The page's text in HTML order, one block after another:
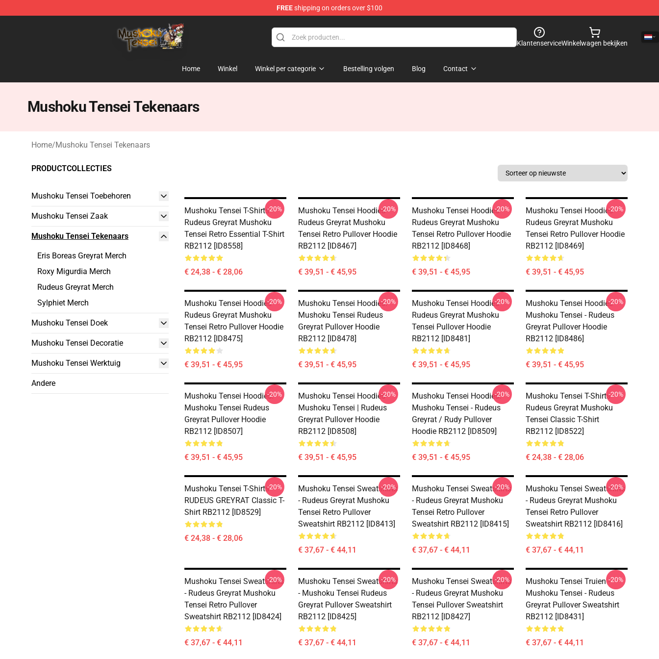
FREEshipping on orders over $100
Mushoku Tensei Store - Official Mushoku Tensei Merchandise Shop
KlantenserviceWinkelwagen bekijken
Home Winkel Winkel per categorie Bestelling volgen Blog Contact
Mushoku Tensei Tekenaars
Home/Mushoku Tensei Tekenaars
PRODUCTCOLLECTIES
Mushoku Tensei Toebehoren
Mushoku Tensei Zaak
Mushoku Tensei Tekenaars
Eris Boreas Greyrat Merch
Roxy Migurdia Merch
Rudeus Greyrat Merch
Sylphiet Merch
Mushoku Tensei Doek
Mushoku Tensei Decoratie
Mushoku Tensei Werktuig
Andere
Mushoku Tensei T-Shirts -
Rudeus Greyrat Mushoku
Tensei Retro Essential T-Shirt
RB2112 [ID8558]
€ 24,38 - € 28,06
-20%
Mushoku Tensei Hoodies -
Rudeus Greyrat Mushoku
Tensei Retro Pullover Hoodie
RB2112 [ID8467]
€ 39,51 - € 45,95
-20%
Mushoku Tensei Hoodies -
Rudeus Greyrat Mushoku
Tensei Retro Pullover Hoodie
RB2112 [ID8468]
€ 39,51 - € 45,95
-20%
Mushoku Tensei Hoodies -
Rudeus Greyrat Mushoku
Tensei Retro Pullover Hoodie
RB2112 [ID8469]
€ 39,51 - € 45,95
-20%
Mushoku Tensei Hoodies -
Rudeus Greyrat Mushoku
Tensei Retro Pullover Hoodie
RB2112 [ID8475]
€ 39,51 - € 45,95
-20%
Mushoku Tensei Hoodies.
Mushoku Tensei Rudeus
Greyrat Pullover Hoodie
RB2112 [ID8478]
€ 39,51 - € 45,95
-20%
Mushoku Tensei Hoodies -
Rudeus Greyrat Mushoku
Tensei Pullover Hoodie
RB2112 [ID8481]
€ 39,51 - € 45,95
-20%
Mushoku Tensei Hoodies -
Mushoku Tensei - Rudeus
Greyrat Pullover Hoodie
RB2112 [ID8486]
€ 39,51 - € 45,95
-20%
Mushoku Tensei Hoodies.
Mushoku Tensei Rudeus
Greyrat Pullover Hoodie
RB2112 [ID8507]
€ 39,51 - € 45,95
-20%
Mushoku Tensei Hoodies -
Mushoku Tensei | Rudeus
Greyrat Pullover Hoodie
RB2112 [ID8508]
€ 39,51 - € 45,95
-20%
Mushoku Tensei Hoodies.
Mushoku Tensei - Rudeus
Greyrat / Rudy Pullover
Hoodie RB2112 [ID8509]
€ 39,51 - € 45,95
-20%
Mushoku Tensei T-Shirts -
Rudeus Greyrat Mushoku
Tensei Classic T-Shirt
RB2112 [ID8522]
€ 24,38 - € 28,06
-20%
Mushoku Tensei T-Shirts -
RUDEUS GREYRAT Classic T-
Shirt RB2112 [ID8529]
€ 24,38 - € 28,06
-20%
Mushoku Tensei Sweatshirts
- Rudeus Greyrat Mushoku
Tensei Retro Pullover
Sweatshirt RB2112 [ID8413]
€ 37,67 - € 44,11
-20%
Mushoku Tensei Sweatshirts
- Rudeus Greyrat Mushoku
Tensei Retro Pullover
Sweatshirt RB2112 [ID8415]
€ 37,67 - € 44,11
-20%
Mushoku Tensei Sweatshirts
- Rudeus Greyrat Mushoku
Tensei Retro Pullover
Sweatshirt RB2112 [ID8416]
€ 37,67 - € 44,11
-20%
Mushoku Tensei Sweatshirts
- Rudeus Greyrat Mushoku
Tensei Retro Pullover
Sweatshirt RB2112 [ID8424]
€ 37,67 - € 44,11
-20%
Mushoku Tensei Sweatshirts
- Mushoku Tensei Rudeus
Greyrat Pullover Sweatshirt
RB2112 [ID8425]
€ 37,67 - € 44,11
-20%
Mushoku Tensei Sweatshirts
- Rudeus Greyrat Mushoku
Tensei Pullover Sweatshirt
RB2112 [ID8427]
€ 37,67 - € 44,11
-20%
Mushoku Tensei Truien -
Mushoku Tensei - Rudeus
Greyrat Pullover Sweatshirt
RB2112 [ID8431]
€ 37,67 - € 44,11
-20%